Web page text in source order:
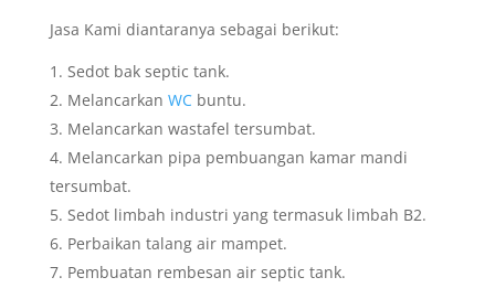
Jasa Kami diantaranya sebagai berikut:
Sedot bak septic tank.
Melancarkan WCbuntu.
Melancarkan wastafel tersumbat.
Melancarkan pipa pembuangan kamar mandi
tersumbat.
Sedot limbah industri yang termasuk limbah B2.
Perbaikan talang air mampet.
Pembuatan rembesan air septic tank.